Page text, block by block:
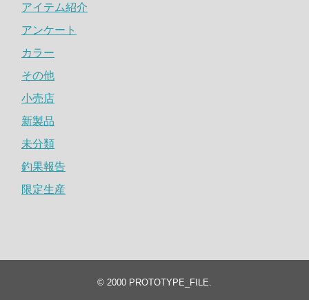
アイテム紹介
アンケート
カラー
その他
小売店
新製品
未分類
釣果報告
限定生産
© 2000 PROTOTYPE_FILE